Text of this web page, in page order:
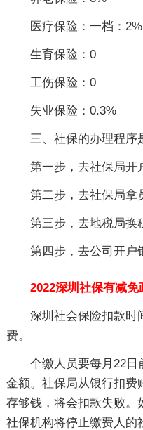
医疗保险：一档：
生育保险：0
工伤保险：0
失业保险：0.3%
三、社保的办理程序
第一步，去社保局开
第二步，去社保局拿
第三步，去地税局换
第四步，去公司开户
2022深圳社保有减免
深圳社会保险扣款时
费。
个缴人员要每月22日
金额。社保局从银行扣费
存够钱，将会扣款失败。
社保机构将停止缴费人的